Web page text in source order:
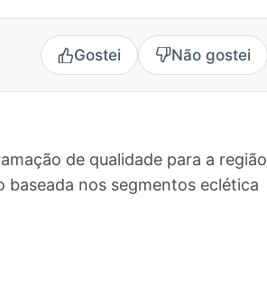
Gostei Não gostei
de qualidade para a região
baseada nos segmentos eclética